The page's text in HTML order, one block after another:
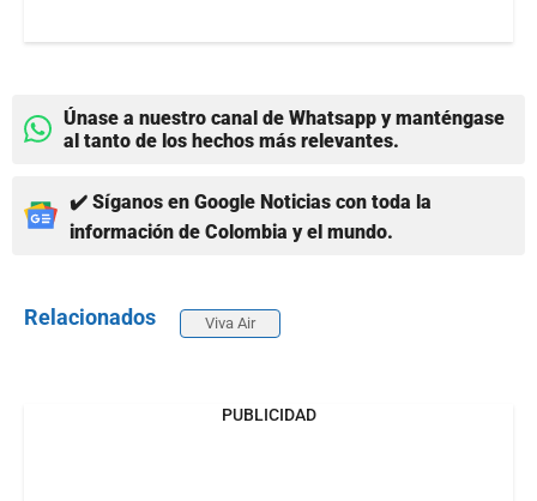
Únase a nuestro canal de Whatsapp y manténgase
al tanto de los hechos más relevantes.
✔️ Síganos en Google Noticias con toda la
información de Colombia y el mundo.
Relacionados Viva Air
PUBLICIDAD